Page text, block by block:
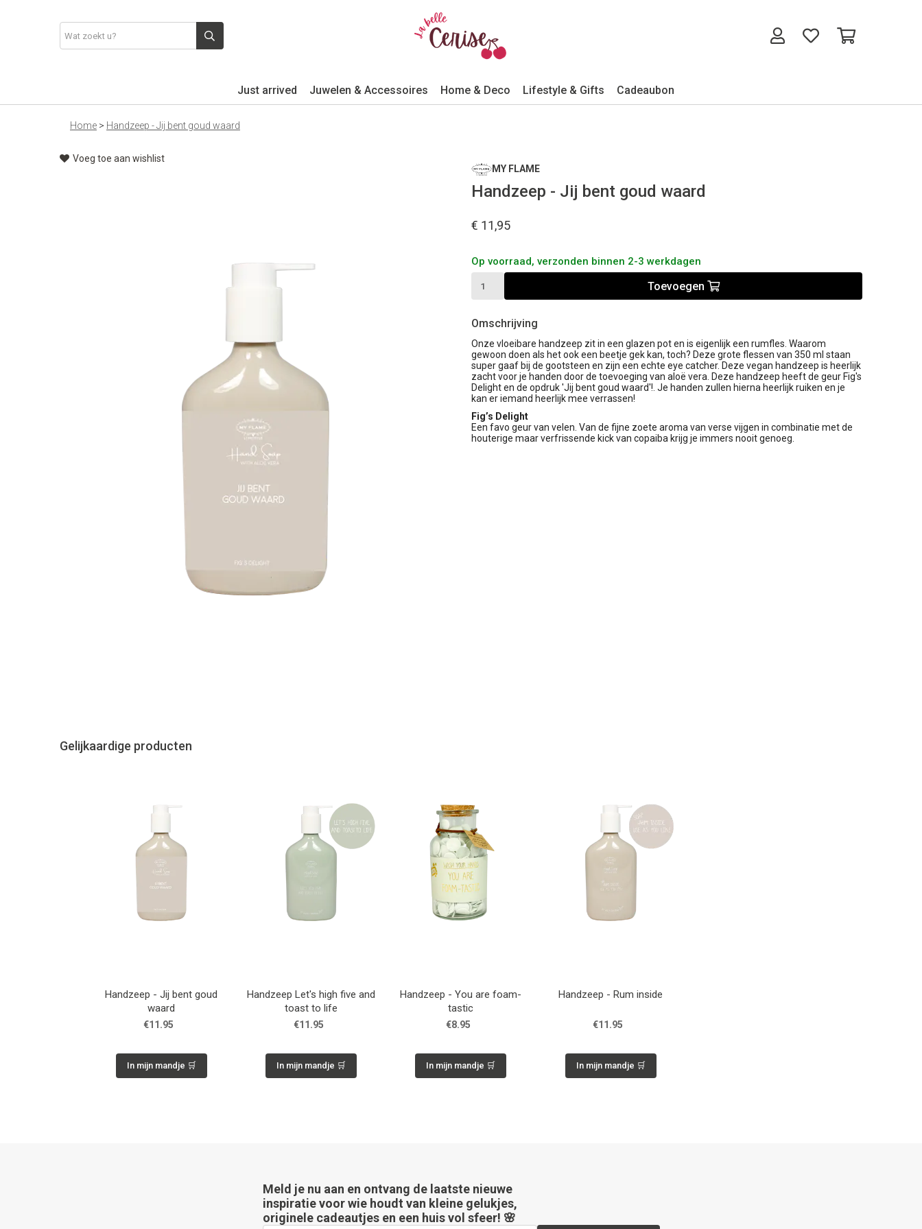
Just arrived Juwelen & Accessoires Home & Deco Lifestyle & Gifts Cadeaubon
Home > Handzeep - Jij bent goud waard
Voeg toe aan wishlist
MY FLAME
Handzeep - Jij bent goud waard
€ 11,95
Op voorraad, verzonden binnen 2-3 werkdagen
Toevoegen
Omschrijving
Onze vloeibare handzeep zit in een glazen pot en is eigenlijk een rumfles. Waarom
gewoon doen als het ook een beetje gek kan, toch? Deze grote flessen van 350 ml staan
super gaaf bij de gootsteen en zijn een echte eye catcher. Deze vegan handzeep is heerlijk
zacht voor je handen door de toevoeging van aloë vera. Deze handzeep heeft de geur Fig's
Delight en de opdruk 'Jij bent goud waard'!. Je handen zullen hierna heerlijk ruiken en je
kan er iemand heerlijk mee verrassen!
Fig’s Delight
Een favo geur van velen. Van de fijne zoete aroma van verse vijgen in combinatie met de
houterige maar verfrissende kick van copaiba krijg je immers nooit genoeg.
Gelijkaardige producten
Handzeep - Jij bent goud
waard
€11.95
In mijn mandje 🛒
Handzeep Let's high five and
toast to life
€11.95
In mijn mandje 🛒
Handzeep - You are foam-
tastic
€8.95
In mijn mandje 🛒
Handzeep - Rum inside
€11.95
In mijn mandje 🛒
Meld je nu aan en ontvang de laatste nieuwe
inspiratie voor wie houdt van kleine gelukjes,
originele cadeautjes en een huis vol sfeer! 🌸